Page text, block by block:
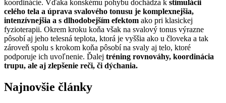
koordinácie. Vďaka konskému pohybu dochádza k stimulácii
celého tela a úprava svalového tonusu je komplexnejšia,
intenzívnejšia a s dlhodobejším efektom ako pri klasickej
fyzioterapii. Okrem kroku koňa však na svalový tonus výrazne
pôsobí aj jeho telesná teplota, ktorá je vyššia ako u človeka a tak
zároveň spolu s krokom koňa pôsobí na svaly aj telo, ktoré
podporuje ich uvoľnenie. Ďalej tréning rovnováhy, koordinácia
trupu, ale aj zlepšenie reči, či dýchania.
Najnovšie články